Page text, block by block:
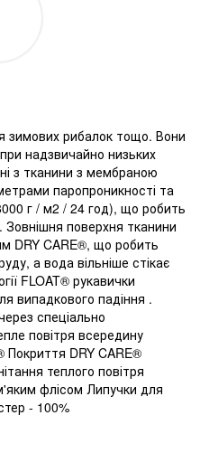
зимових рибалок тощо. Вони
надзвичайно низьких
з тканини з мембраною
паропроникності та
г / м2 / 24 год), що робить
Зовнішня поверхня тканини
DRY CARE®, що робить
а вода вільніше стікає
FLOAT® рукавички
випадкового падіння .
спеціально
повітря всередину
Покриття DRY CARE®
теплого повітря
флісом Липучки для
- 100%